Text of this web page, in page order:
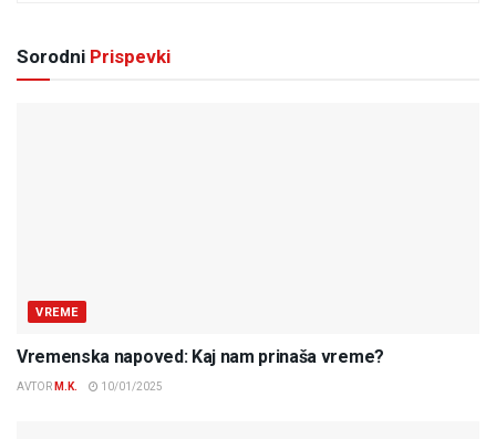
Sorodni Prispevki
VREME
Vremenska napoved: Kaj nam prinaša vreme?
AVTOR M.K. 10/01/2025